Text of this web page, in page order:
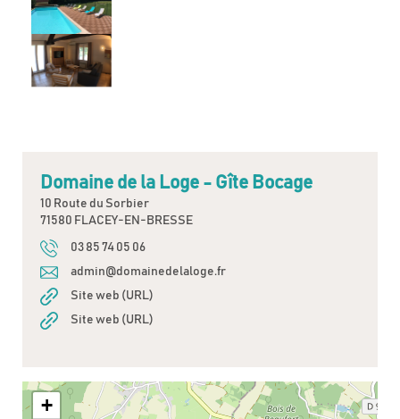
Domaine de la Loge - Gîte Bocage
10 Route du Sorbier
71580 FLACEY-EN-BRESSE
03 85 74 05 06
admin@domainedelaloge.fr
Site web (URL)
Site web (URL)
+